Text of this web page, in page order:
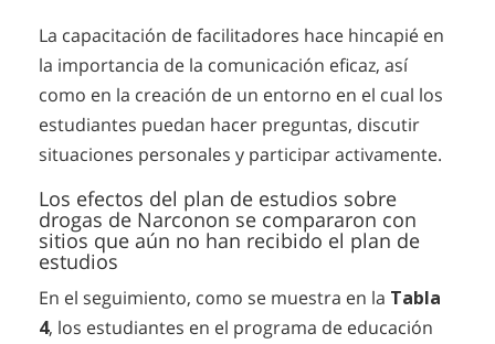
La capacitación de facilitadores hace hincapié en
la importancia de la comunicación eficaz, así
como en la creación de un entorno en el cual los
estudiantes puedan hacer preguntas, discutir
situaciones personales y participar activamente.
Los efectos del plan de estudios sobre
drogas de Narconon se compararon con
sitios que aún no han recibido el plan de
estudios
En el seguimiento, como se muestra en la Tabla
4, los estudiantes en el programa de educación